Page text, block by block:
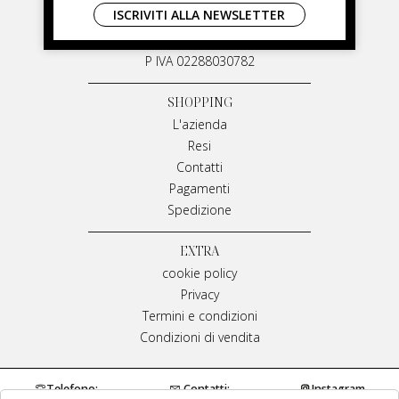
Via G. Matteotti, 91
87055 San Giovanni in Fiore Italia
P IVA 02288030782
SHOPPING
L'azienda
Resi
Contatti
Pagamenti
Spedizione
EXTRA
cookie policy
Privacy
Termini e condizioni
Condizioni di vendita
Telefono:
Contatti:
Instagram
ISCRIVITI ALLA NEWSLETTER